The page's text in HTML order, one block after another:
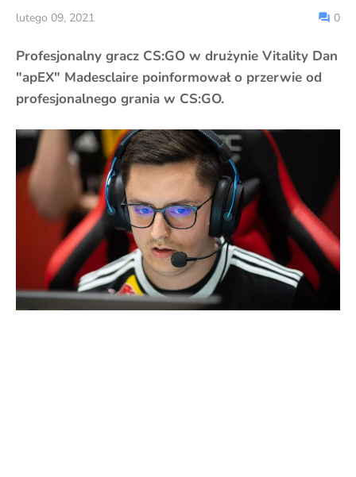
lutego 09, 2021 0
Profesjonalny gracz CS:GO w drużynie Vitality Dan
"apEX" Madesclaire poinformował o przerwie od
profesjonalnego grania w CS:GO.